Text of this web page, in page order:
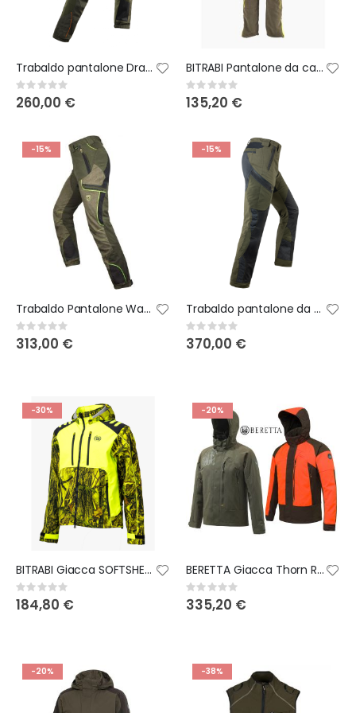
Trabaldo pantalone Dragonfly Evo
Rating:
0%
260,00 €
BITRABI Pantalone da caccia antispino e antistrappo WOLF
Rating:
0%
135,20 €
-15%
Trabaldo Pantalone Warrior
Rating:
0%
313,00 €
-15%
Trabaldo pantalone da caccia Striker clima
Rating:
0%
370,00 €
-30%
BITRABI Giacca SOFTSHELL DA CACCIA TIGER GIALLO FLUO
Rating:
0%
184,80 €
-20%
BERETTA Giacca Thorn Resistant Evo Waterproof
Rating:
0%
335,20 €
-20% -38%